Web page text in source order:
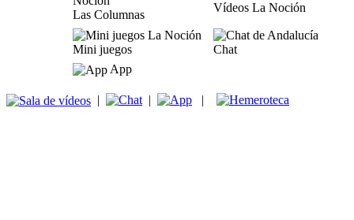
Las Columnas
Vídeos La Noción
Mini juegos
Chat
App
| | |